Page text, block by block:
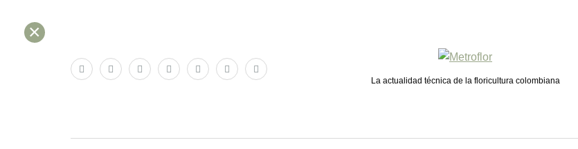
La actualidad técnica de la floricultura colombiana
×